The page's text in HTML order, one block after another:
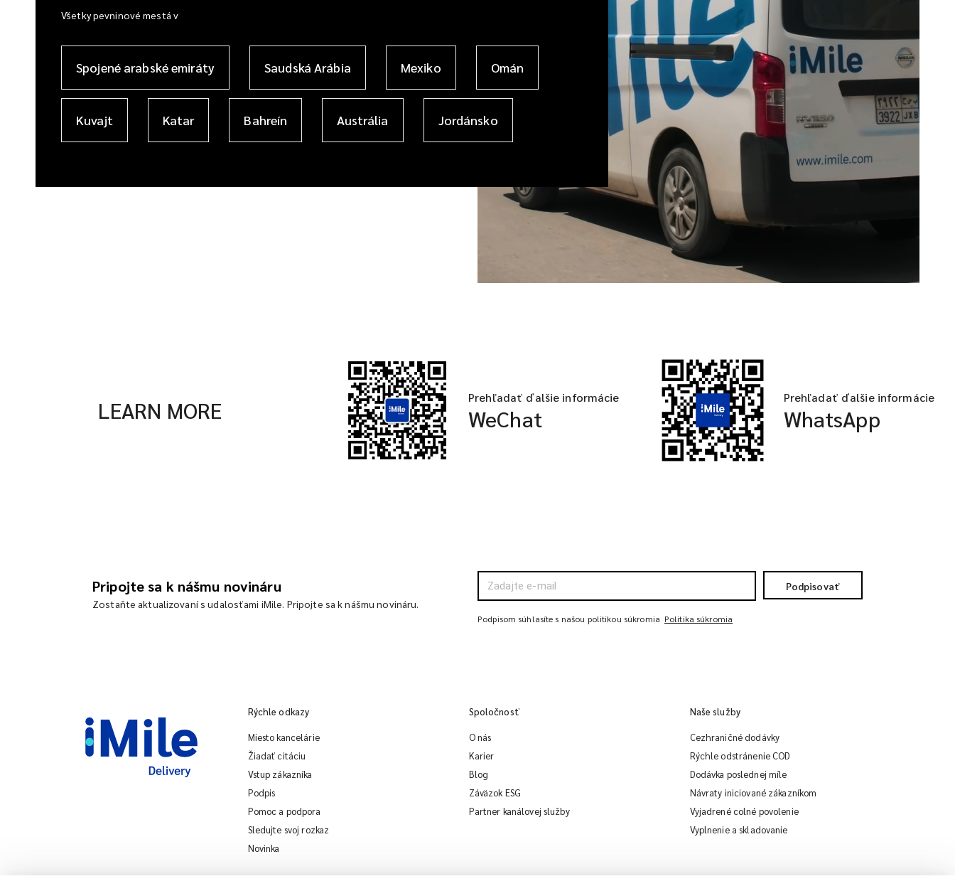
Všetky pevninové mestá v
Spojené arabské emiráty Saudská Arábia Mexiko Omán
Kuvajt Katar Bahreín Austrália Jordánsko
LEARN MORE Prehľadať ďalšie informácie
WeChat
Prehľadať ďalšie informácie
WhatsApp
Pripojte sa k nášmu novináru
Zostaňte aktualizovaní s udalosťami iMile. Pripojte sa k nášmu novináru.
Podpisovať
Podpisom súhlasíte s našou politikou súkromia Politika súkromia
Rýchle odkazy
Miesto kancelárie
Žiadať citáciu
Vstup zákazníka
Podpis
Pomoc a podpora
Sledujte svoj rozkaz
Novinka
Spoločnosť
O nás
Karier
Blog
Záväzok ESG
Partner kanálovej služby
Naše služby
Cezhraničné dodávky
Rýchle odstránenie COD
Dodávka poslednej míle
Návraty iniciované zákazníkom
Vyjadrené colné povolenie
Vyplnenie a skladovanie
iMile Chat